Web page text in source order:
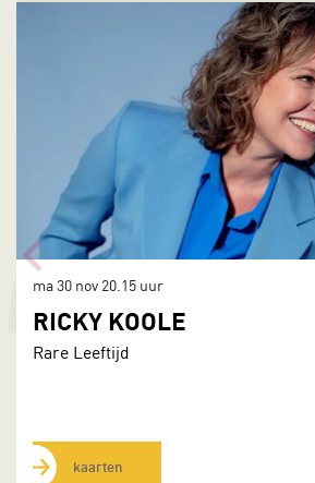
RICKY KOOLE
Rare Leeftijd
ma 30 nov 20.15 uur
kaarten